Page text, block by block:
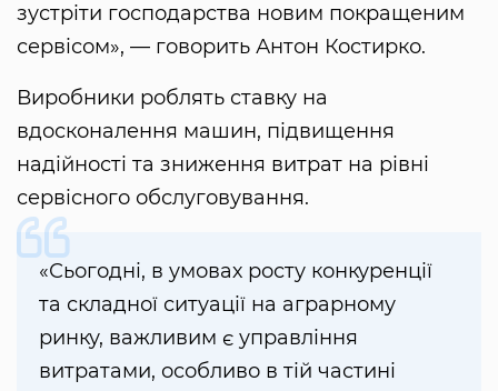
зустріти господарства новим покращеним
сервісом», — говорить Антон Костирко.
Виробники роблять ставку на
вдосконалення машин, підвищення
надійності та зниження витрат на рівні
сервісного обслуговування.
«Сьогодні, в умовах росту конкуренції
та складної ситуації на аграрному
ринку, важливим є управління
витратами, особливо в тій частині